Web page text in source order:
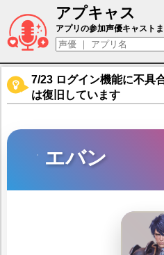
アプキャス
エバン（声優：浪
アプリの参加声優キャスト
7/23 ログイン機能に不具
は復旧しています
エバン